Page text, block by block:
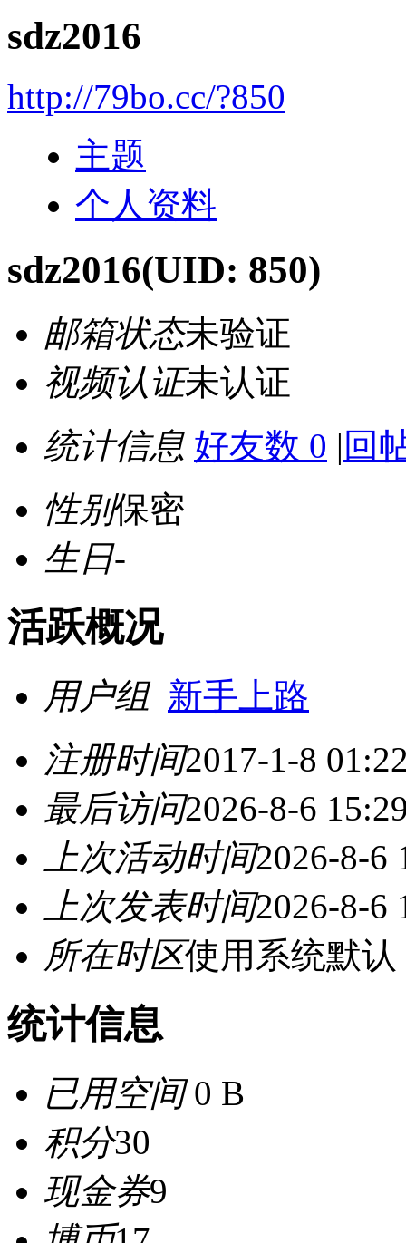
sdz2016
http://79bo.cc/?850
主题
个人资料
sdz2016(UID: 850)
邮箱状态未验证
视频认证未认证
统计信息 好友数 0 | 回
性别保密
生日-
活跃概况
用户组 新手上路
注册时间2017-1-8
最后访问2026-8-6
上次活动时间2026-8-6
上次发表时间2026-8-6
所在时区使用系统默认
统计信息
已用空间0 B
积分30
现金券9